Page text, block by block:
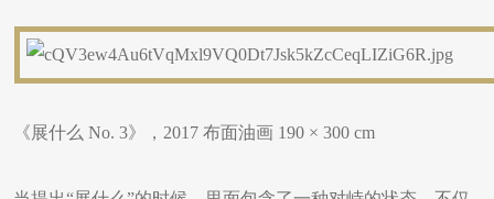
《展什么 No. 3》，2017 布面油画 190 × 300 cm